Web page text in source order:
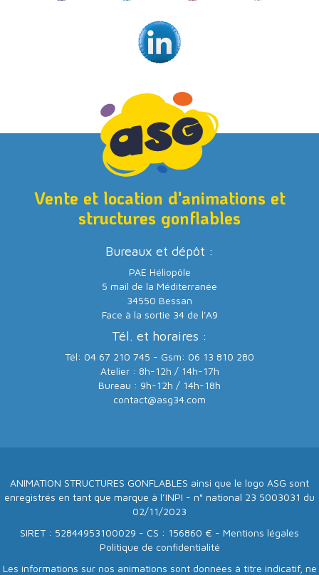
Vente et location d'animations et
structures gonflables
Bureaux et dépôt :
PAE Héliopôle
5 mail de la Méditerranée
34550 Bessan
Face à la sortie 34 de l'A9
Tél. et horaires :
Tél: 04 67 210 745 - Gsm: 06 13 810 280
Atelier : 8h-12h / 14h-17h
Bureau : 9h-12h / 14h-18h
contact@asg34.com
ANIMATION STRUCTURES GONFLABLES ainsi que le logo ASG sont
enregistrés en tant que marque à l’INPI - n° national 23 5003031 du
02/11/2023
SIRET : 52844953100029 - CS : 156860 € - Mentions légales
Politique de confidentialité
Les informations sur nos animations sont données à titre indicatif, ne